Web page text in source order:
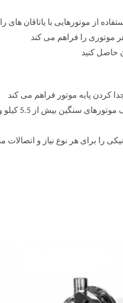
از موتورهایی با یاتاقان
موتوری را فراهم می کند
کردن پایه موتور فراهم می کند
از 5.5 کیلو وات فراهم می کند